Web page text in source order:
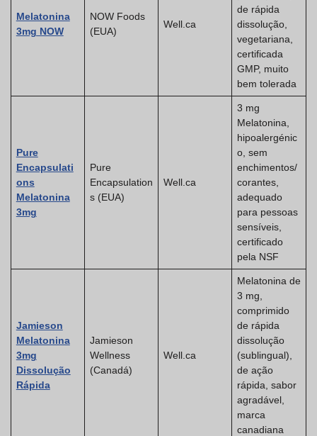
Melatonina
3mg NOW
NOW Foods
(EUA)
Well.ca
de rápida
dissolução,
vegetariana,
certificada
GMP, muito
bem tolerada
Pure
Encapsulati
ons
Melatonina
3mg
Pure
Encapsulation
s (EUA)
Well.ca
3 mg
Melatonina,
hipoalergénic
o, sem
enchimentos/
corantes,
adequado
para pessoas
sensíveis,
certificado
pela NSF
Jamieson
Melatonina
3mg
Dissolução
Rápida
Jamieson
Wellness
(Canadá)
Well.ca
Melatonina de
3 mg,
comprimido
de rápida
dissolução
(sublingual),
de ação
rápida, sabor
agradável,
marca
canadiana